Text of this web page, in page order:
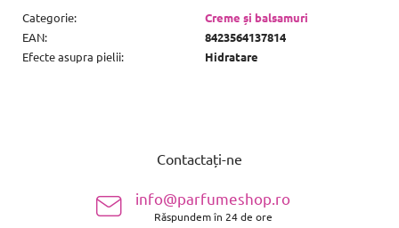
Categorie:
Creme și balsamuri
EAN:
8423564137814
Efecte asupra pielii: Hidratare
Contactați-ne
info@parfumeshop.ro
Răspundem în 24 de ore